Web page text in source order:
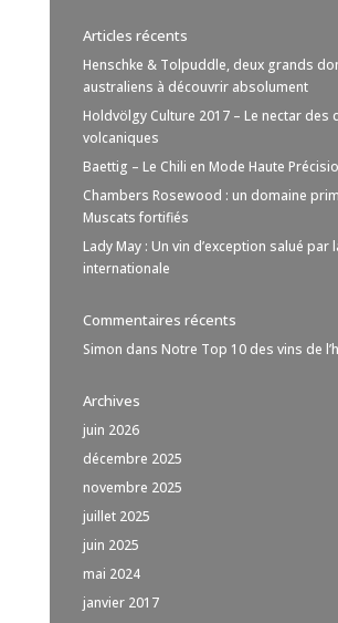
Articles récents
Henschke & Tolpuddle, deux grands
australiens à découvrir absolument
Holdvölgy Culture 2017 – Le nectar des
volcaniques
Baettig – Le Chili en Mode Haute
Chambers Rosewood : un domaine
Muscats fortifiés
Lady May : Un vin d’exception salué par
internationale
Commentaires récents
Simon dans Notre Top 10 des vins de
Archives
juin 2026
décembre 2025
novembre 2025
juillet 2025
juin 2025
mai 2024
janvier 2017